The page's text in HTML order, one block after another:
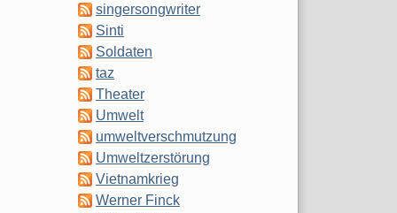
singersongwriter
Sinti
Soldaten
taz
Theater
Umwelt
umweltverschmutzung
Umweltzerstörung
Vietnamkrieg
Werner Finck